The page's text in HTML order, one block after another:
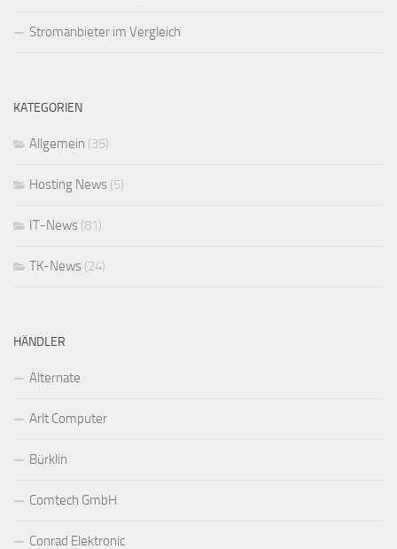
Stromanbieter im Vergleich
KATEGORIEN
Allgemein (35)
Hosting News (5)
IT-News (81)
TK-News (24)
HÄNDLER
Alternate
Arlt Computer
Bürklin
Comtech GmbH
Conrad Elektronic